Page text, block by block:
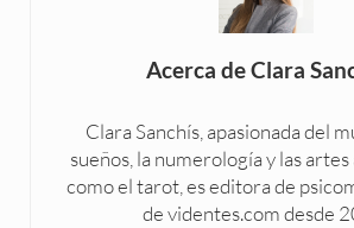
Acerca deClara
Clara Sanchís, apasionada del
sueños, la numerología y las
como el tarot, es editora de
de videntes.com desde